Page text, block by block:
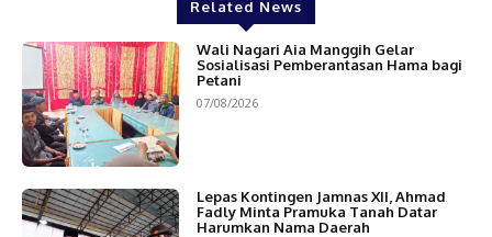
Related News
Wali Nagari Aia Manggih Gelar
Sosialisasi Pemberantasan Hama bagi
Petani
07/08/2026
Lepas Kontingen Jamnas XII, Ahmad
Fadly Minta Pramuka Tanah Datar
Harumkan Nama Daerah